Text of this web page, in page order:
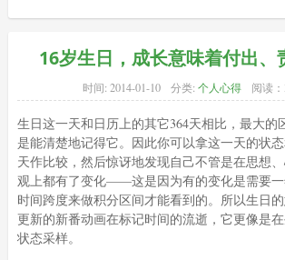
16岁生日，成长意味着付出、
时间: 2014-01-10 分类: 个人心得 阅读
生日这一天和日历上的其它364天相比，最大的
是能清楚地记得它。因此你可以拿这一天的状
天作比较，然后惊讶地发现自己不管是在思想
观上都有了变化——这是因为有的变化是需要
时间跨度来做积分区间才能看到的。所以生日
更新的新番动画在标记时间的流逝，它更像是
状态采样。